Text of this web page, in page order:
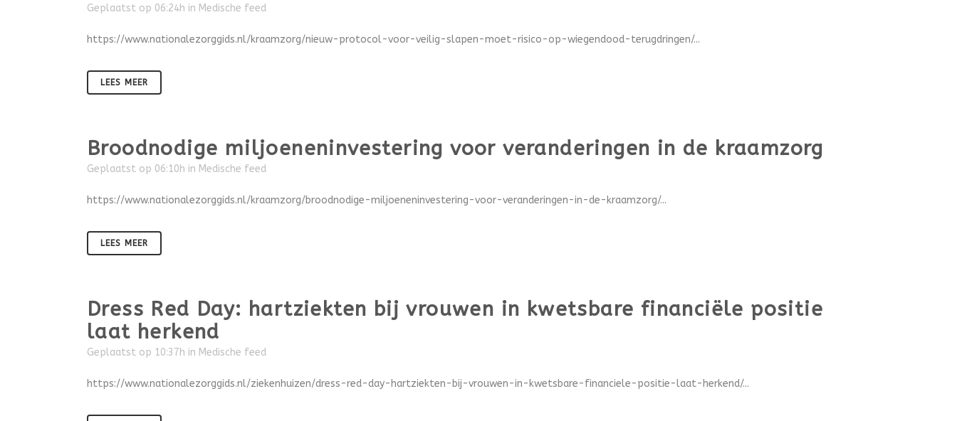
Geplaatst op 06:24h in Medische feed
https://www.nationalezorggids.nl/kraamzorg/nieuw-protocol-voor-veilig-slapen-moet-risico-op-wiegendood-terugdringen/...
LEES MEER
Broodnodige miljoeneninvestering voor veranderingen in de kraamzorg
Geplaatst op 06:10h in Medische feed
https://www.nationalezorggids.nl/kraamzorg/broodnodige-miljoeneninvestering-voor-veranderingen-in-de-kraamzorg/...
LEES MEER
Dress Red Day: hartziekten bij vrouwen in kwetsbare financiële positie
laat herkend
Geplaatst op 10:37h in Medische feed
https://www.nationalezorggids.nl/ziekenhuizen/dress-red-day-hartziekten-bij-vrouwen-in-kwetsbare-financiele-positie-laat-herkend/...